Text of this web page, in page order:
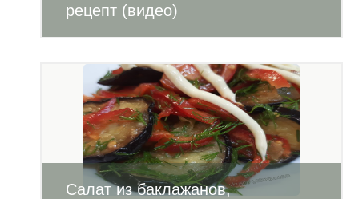
рецепт (видео)
Салат из баклажанов,